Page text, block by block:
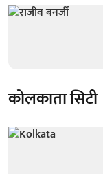
कोलकाता सिटी